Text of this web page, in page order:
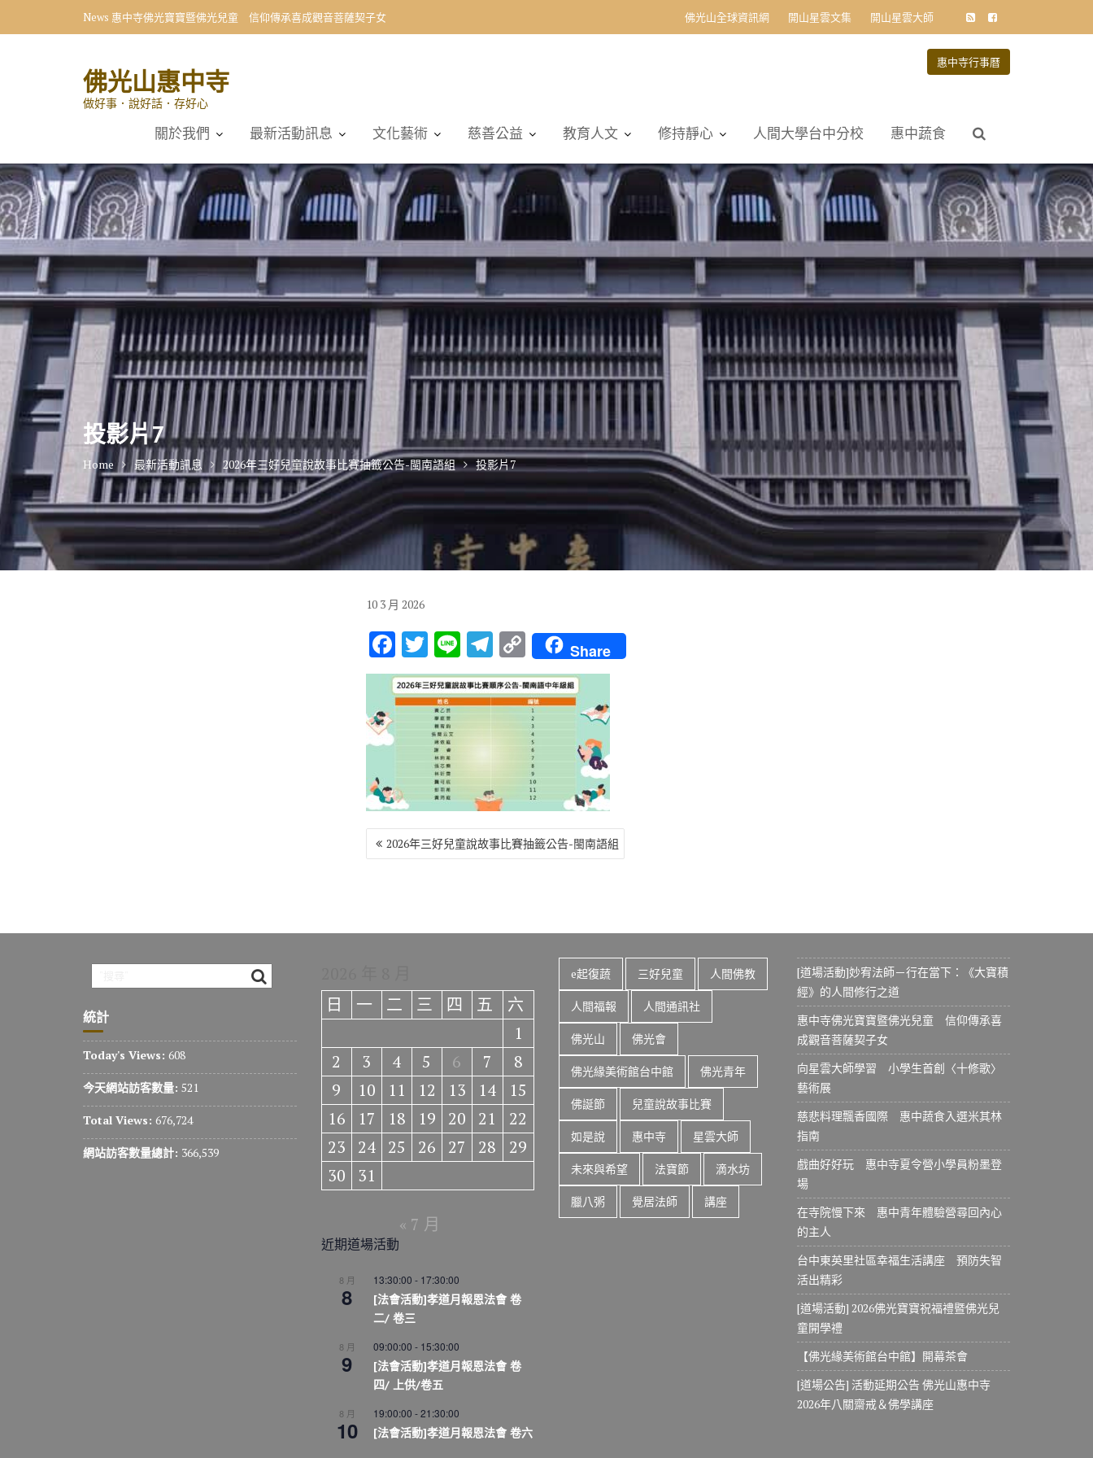
News 惠中寺佛光寶寶暨佛光兒童 信仰傳承喜成觀音菩薩契子女 佛光山全球資訊網 開山星雲文集 開山星雲大師
佛光山惠中寺
做好事．說好話．存好心
惠中寺行事曆
關於我們 最新活動訊息 文化藝術 慈善公益 教育人文 修持靜心 人間大學台中分校 惠中蔬食
投影片7
Home 最新活動訊息 2026年三好兒童說故事比賽抽籤公告-閩南語組 投影片7
10 3 月 2026
F
ac
e
b
k
T
w
it
te
r
Li
n
e
T
el
e
gr
C
o
p
y
Li
n
k
Share
文
章
2026年三好兒童說故事比賽抽籤公告-閩南語組
統計
Today's Views: 608
今天網站訪客數量: 521
Total Views: 676,724
網站訪客數量總計: 366,539
日
一 二 三 四 五
六
1
2
3 4 5 6 7
8
9
10 11 12 13 14
15
16
17 18 19 20 21
22
23
24 25 26 27 28
29
30
31
« 7 月
近期道場活動
8 月
8
13:30:00 - 17:30:00
[法會活動]孝道月報恩法會 卷
二/ 卷三
8 月
9
09:00:00 - 15:30:00
[法會活動]孝道月報恩法會 卷
四/ 上供/卷五
8 月
10
19:00:00 -21:30:00
[法會活動]孝道月報恩法會 卷六
e起復蔬 三好兒童 人間佛教
人間福報 人間通訊社
佛光山 佛光會
佛光緣美術館台中館 佛光青年
佛誕節 兒童說故事比賽
如是說 惠中寺 星雲大師
未來與希望 法寶節 滴水坊
臘八粥 覺居法師 講座
[道場活動]妙宥法師－行在當下：《大寶積
經》的人間修行之道
惠中寺佛光寶寶暨佛光兒童 信仰傳承喜
成觀音菩薩契子女
向星雲大師學習 小學生首創〈十修歌〉
藝術展
慈悲料理飄香國際 惠中蔬食入選米其林
指南
戲曲好好玩 惠中寺夏令營小學員粉墨登
場
在寺院慢下來 惠中青年體驗營尋回內心
的主人
台中東英里社區幸福生活講座 預防失智
活出精彩
[道場活動] 2026佛光寶寶祝福禮暨佛光兒
童開學禮
【佛光緣美術館台中館】開幕茶會
[道場公告] 活動延期公告 佛光山惠中寺
2026年八關齋戒＆佛學講座